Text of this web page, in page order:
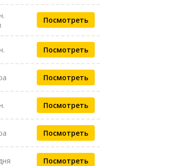
Посмотреть
Посмотреть
Посмотреть
Посмотреть
Посмотреть
Посмотреть